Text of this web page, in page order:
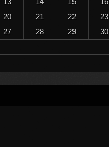
20 21 22
23
27 28 29
30